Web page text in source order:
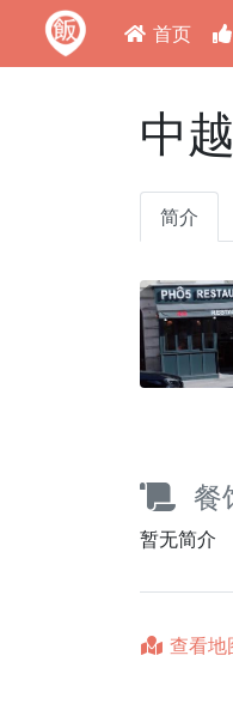
首页
中
简介
餐
暂无简介
查看地